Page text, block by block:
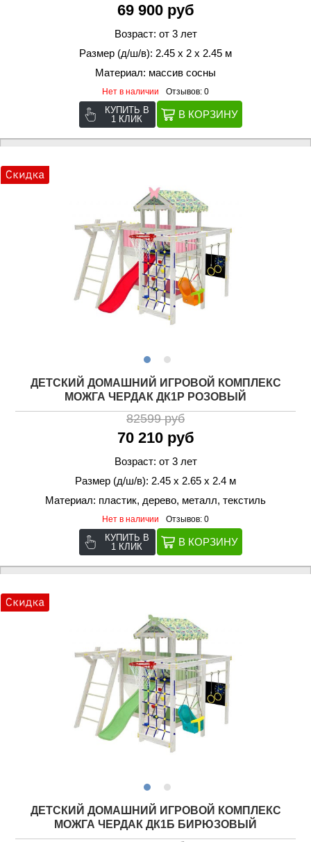
69 900 руб
Возраст: от 3 лет
Размер (д/ш/в): 2.45 х 2 х 2.45 м
Материал: массив сосны
Нет в наличии Отзывов: 0
КУПИТЬ В
1 КЛИК
ДЕТСКИЙ ДОМАШНИЙ ИГРОВОЙ КОМПЛЕКС
МОЖГА ЧЕРДАК ДК1Р РОЗОВЫЙ
82599 руб
70 210 руб
Возраст: от 3 лет
Размер (д/ш/в): 2.45 х 2.65 х 2.4 м
Материал: пластик, дерево, металл, текстиль
Нет в наличии Отзывов: 0
КУПИТЬ В
1 КЛИК
ДЕТСКИЙ ДОМАШНИЙ ИГРОВОЙ КОМПЛЕКС
МОЖГА ЧЕРДАК ДК1Б БИРЮЗОВЫЙ